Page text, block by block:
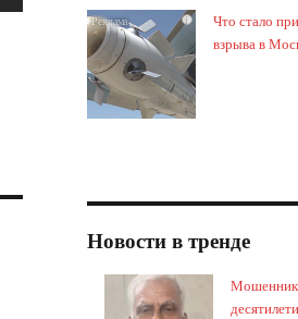
i
Что стало
взрыва в
Новости в тренде
Мошенник